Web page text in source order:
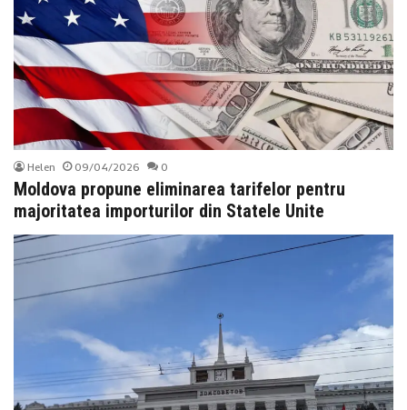
Helen 09/04/2026 0
Moldova propune eliminarea tarifelor pentru
majoritatea importurilor din Statele Unite